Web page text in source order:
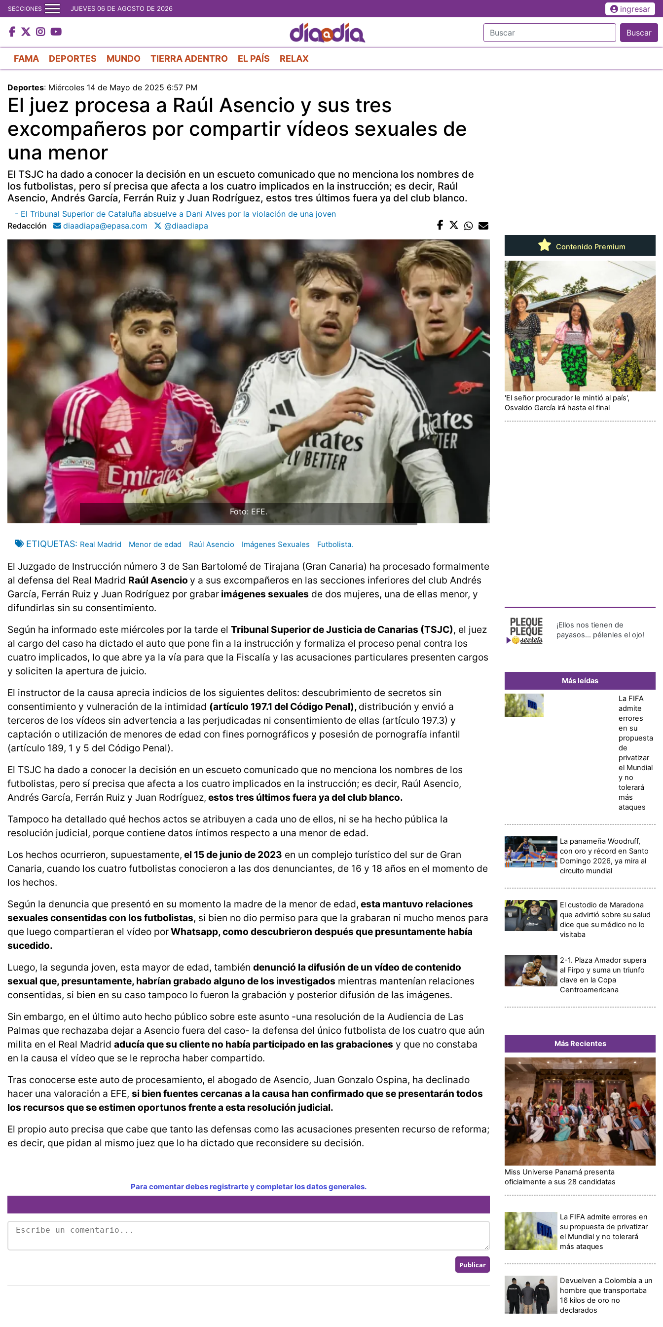
al
contenido
principal
SECCIONES JUEVES 06 DE AGOSTO DE 2026 ingresar
Buscar
FAMA DEPORTES MUNDO TIERRA ADENTRO EL PAÍS RELAX
Deportes: Miércoles 14 de Mayo de 2025 6:57 PM
El juez procesa a Raúl Asencio y sus tres
excompañeros por compartir vídeos sexuales de
una menor
El TSJC ha dado a conocer la decisión en un escueto comunicado que no menciona los nombres de
los futbolistas, pero sí precisa que afecta a los cuatro implicados en la instrucción; es decir, Raúl
Asencio, Andrés García, Ferrán Ruiz y Juan Rodríguez, estos tres últimos fuera ya del club blanco.
- El Tribunal Superior de Cataluña absuelve a Dani Alves por la violación de una joven
Redacción
diaadiapa@epasa.com @diaadiapa
Foto: EFE.
ETIQUETAS Real Madrid Menor de edad Raúl Asencio Imágenes Sexuales Futbolista.
El Juzgado de Instrucción número 3 de San Bartolomé de Tirajana (Gran Canaria) ha procesado formalmente
al defensa del Real Madrid Raúl Asencio y a sus excompañeros en las secciones inferiores del club Andrés
García, Ferrán Ruiz y Juan Rodríguez por grabar imágenes sexuales de dos mujeres, una de ellas menor, y
difundirlas sin su consentimiento.
Según ha informado este miércoles por la tarde el Tribunal Superior de Justicia de Canarias (TSJC), el juez
al cargo del caso ha dictado el auto que pone fin a la instrucción y formaliza el proceso penal contra los
cuatro implicados, lo que abre ya la vía para que la Fiscalía y las acusaciones particulares presenten cargos
y soliciten la apertura de juicio.
El instructor de la causa aprecia indicios de los siguientes delitos: descubrimiento de secretos sin
consentimiento y vulneración de la intimidad (artículo 197.1 del Código Penal), distribución y envió a
terceros de los vídeos sin advertencia a las perjudicadas ni consentimiento de ellas (artículo 197.3) y
captación o utilización de menores de edad con fines pornográficos y posesión de pornografía infantil
(artículo 189, 1 y 5 del Código Penal).
El TSJC ha dado a conocer la decisión en un escueto comunicado que no menciona los nombres de los
futbolistas, pero sí precisa que afecta a los cuatro implicados en la instrucción; es decir, Raúl Asencio,
Andrés García, Ferrán Ruiz y Juan Rodríguez, estos tres últimos fuera ya del club blanco.
Tampoco ha detallado qué hechos actos se atribuyen a cada uno de ellos, ni se ha hecho pública la
resolución judicial, porque contiene datos íntimos respecto a una menor de edad.
Los hechos ocurrieron, supuestamente, el 15 de junio de 2023 en un complejo turístico del sur de Gran
Canaria, cuando los cuatro futbolistas conocieron a las dos denunciantes, de 16 y 18 años en el momento de
los hechos.
Según la denuncia que presentó en su momento la madre de la menor de edad, esta mantuvo relaciones
sexuales consentidas con los futbolistas, si bien no dio permiso para que la grabaran ni mucho menos para
que luego compartieran el vídeo porWhatsapp, como descubrieron después que presuntamente había
sucedido.
Luego, la segunda joven, esta mayor de edad, también denunció la difusión de un vídeo de contenido
sexual que, presuntamente, habrían grabado alguno de los investigados mientras mantenían relaciones
consentidas, si bien en su caso tampoco lo fueron la grabación y posterior difusión de las imágenes.
Sin embargo, en el último auto hecho público sobre este asunto -una resolución de la Audiencia de Las
Palmas que rechazaba dejar a Asencio fuera del caso- la defensa del único futbolista de los cuatro que aún
milita en el Real Madrid aducía que su cliente no había participado en las grabaciones y que no constaba
en la causa el vídeo que se le reprocha haber compartido.
Tras conocerse este auto de procesamiento, el abogado de Asencio, Juan Gonzalo Ospina, ha declinado
hacer una valoración a EFE, si bien fuentes cercanas a la causa han confirmado que se presentarán todos
los recursos que se estimen oportunos frente a esta resolución judicial.
El propio auto precisa que cabe que tanto las defensas como las acusaciones presenten recurso de reforma;
es decir, que pidan al mismo juez que lo ha dictado que reconsidere su decisión.
Para comentar debes registrarte y completar los datos generales.
Contenido Premium
'El señor procurador le mintió al país',
Osvaldo García irá hasta el final
¡Ellos nos tienen de
payasos… pélenles el ojo!
Más leídas
La FIFA
admite
errores
en su
propuesta
de
privatizar
el Mundial
y no
tolerará
más
ataques
La panameña Woodruff,
con oro y récord en Santo
Domingo 2026, ya mira al
circuito mundial
El custodio de Maradona
que advirtió sobre su salud
dice que su médico no lo
visitaba
2-1. Plaza Amador supera
al Firpo y suma un triunfo
clave en la Copa
Centroamericana
Más Recientes
Miss Universe Panamá presenta
oficialmente a sus 28 candidatas
La FIFA admite errores en
su propuesta de privatizar
el Mundial y no tolerará
más ataques
Devuelven a Colombia a un
hombre que transportaba
16 kilos de oro no
declarados